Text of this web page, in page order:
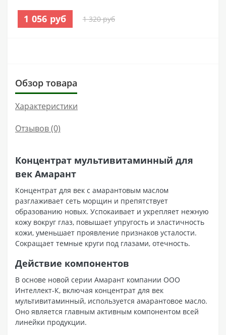
1 056 руб 1 320 руб
Обзор товара
Характеристики
Отзывов (0)
Концентрат мультивитаминный для
век Амарант
Концентрат для век с амарантовым маслом
разглаживает сеть морщин и препятствует
образованию новых. Успокаивает и укрепляет нежную
кожу вокруг глаз, повышает упругость и эластичность
кожи, уменьшает проявление признаков усталости.
Сокращает темные круги под глазами, отечность.
Действие компонентов
В основе новой серии Амарант компании ООО
Интеллект-К, включая концентрат для век
мультивитаминный, используется амарантовое масло.
Оно является главным активным компонентом всей
линейки продукции.